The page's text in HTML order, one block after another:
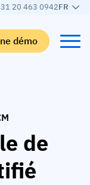
20 463 0942FR
démo
de